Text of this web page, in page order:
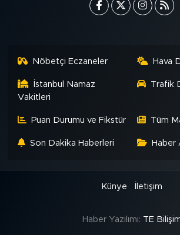
Nöbetçi Eczaneler Hava
İstanbul Namaz
Vakitleri
Trafik
Puan Durumu ve Fikstür Tüm
Son Dakika Haberleri Haber
Künye İletişim
Haber Yazılımı: TE